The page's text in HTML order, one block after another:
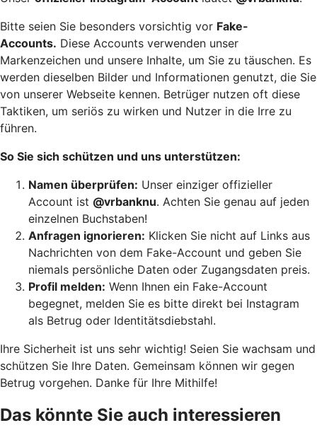
Bitte seien Sie besonders vorsichtig vor Fake-
Accounts. Diese Accounts verwenden unser
Markenzeichen und unsere Inhalte, um Sie zu täuschen. Es
werden dieselben Bilder und Informationen genutzt, die Sie
von unserer Webseite kennen. Betrüger nutzen oft diese
Taktiken, um seriös zu wirken und Nutzer in die Irre zu
führen.
So Sie sich schützen und uns unterstützen:
Namen überprüfen: Unser einziger offizieller
Account ist @vrbanknu. Achten Sie genau auf jeden
einzelnen Buchstaben!
Anfragen ignorieren: Klicken Sie nicht auf Links aus
Nachrichten von dem Fake-Account und geben Sie
niemals persönliche Daten oder Zugangsdaten preis.
Profil melden: Wenn Ihnen ein Fake-Account
begegnet, melden Sie es bitte direkt bei Instagram
als Betrug oder Identitätsdiebstahl.
Ihre Sicherheit ist uns sehr wichtig! Seien Sie wachsam und
schützen Sie Ihre Daten. Gemeinsam können wir gegen
Betrug vorgehen. Danke für Ihre Mithilfe!
Das könnte Sie auch interessieren